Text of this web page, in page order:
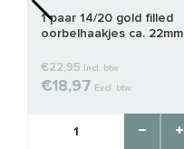
1 paar 14/20 gold filled
oorbelhaakjes ca. 22mm
€22,95 Incl. btw
€18,97 Excl. btw